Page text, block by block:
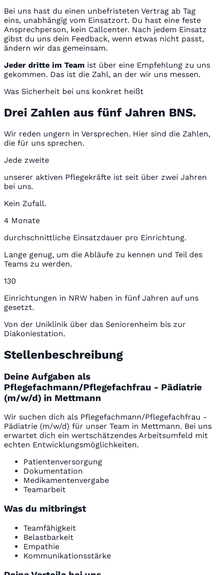
Bei uns hast du einen unbefristeten Vertrag ab Tag
eins, unabhängig vom Einsatzort. Du hast eine feste
Ansprechperson, kein Callcenter. Nach jedem Einsatz
gibst du uns dein Feedback, wenn etwas nicht passt,
ändern wir das gemeinsam.
Jeder dritte im Team ist über eine Empfehlung zu uns
gekommen. Das ist die Zahl, an der wir uns messen.
Was Sicherheit bei uns konkret heißt
Drei Zahlen aus fünf Jahren BNS.
Wir reden ungern in Versprechen. Hier sind die Zahlen,
die für uns sprechen.
Jede zweite
unserer aktiven Pflegekräfte ist seit über zwei Jahren
bei uns.
Kein Zufall.
4 Monate
durchschnittliche Einsatzdauer pro Einrichtung.
Lange genug, um die Abläufe zu kennen und Teil des
Teams zu werden.
130
Einrichtungen in NRW haben in fünf Jahren auf uns
gesetzt.
Von der Uniklinik über das Seniorenheim bis zur
Diakoniestation.
Stellenbeschreibung
Deine Aufgaben als
Pflegefachmann/Pflegefachfrau - Pädiatrie
(m/w/d) in Mettmann
Wir suchen dich als Pflegefachmann/Pflegefachfrau -
Pädiatrie (m/w/d) für unser Team in Mettmann. Bei uns
erwartet dich ein wertschätzendes Arbeitsumfeld mit
echten Entwicklungsmöglichkeiten.
Patientenversorgung
Dokumentation
Medikamentenvergabe
Teamarbeit
Was du mitbringst
Teamfähigkeit
Belastbarkeit
Empathie
Kommunikationsstärke